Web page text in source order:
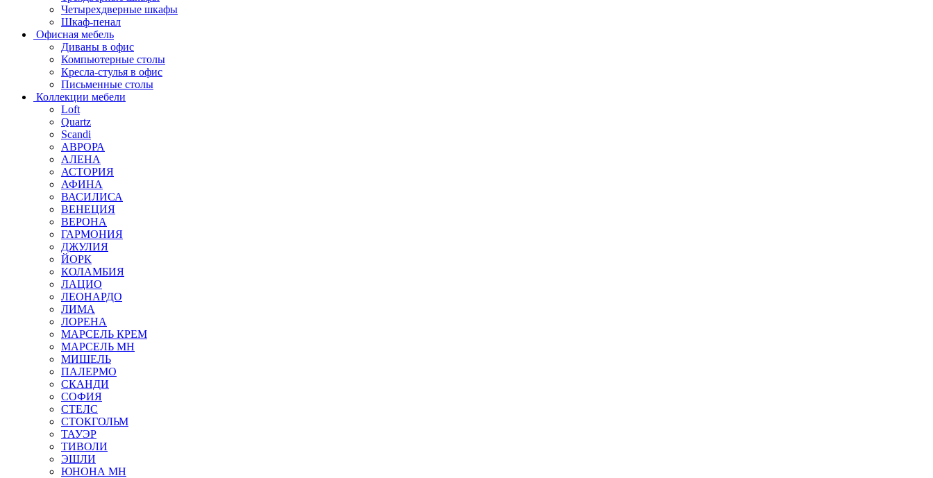
Четырехдверные шкафы
Шкаф-пенал
Офисная мебель
Диваны в офис
Компьютерные столы
Кресла-стулья в офис
Письменные столы
Коллекции мебели
Loft
Quartz
Scandi
АВРОРА
АЛЕНА
АСТОРИЯ
АФИНА
ВАСИЛИСА
ВЕНЕЦИЯ
ВЕРОНА
ГАРМОНИЯ
ДЖУЛИЯ
ЙОРК
КОЛАМБИЯ
ЛАЦИО
ЛЕОНАРДО
ЛИМА
ЛОРЕНА
МАРСЕЛЬ КРЕМ
МАРСЕЛЬ МН
МИШЕЛЬ
ПАЛЕРМО
СКАНДИ
СОФИЯ
СТЕЛС
СТОКГОЛЬМ
ТАУЭР
ТИВОЛИ
ЭШЛИ
ЮНОНА МН